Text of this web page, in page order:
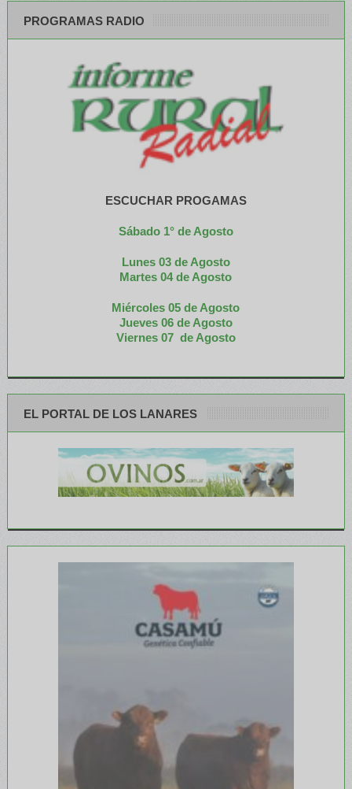
PROGRAMAS RADIO
ESCUCHAR PROGAMAS
Sábado 1° de Agosto
Lunes 03 de Agosto
Martes 04 de Agosto
Miércoles 05 de Agosto
Jueves 06 de Agosto
Viernes 07 de Agosto
EL PORTAL DE LOS LANARES